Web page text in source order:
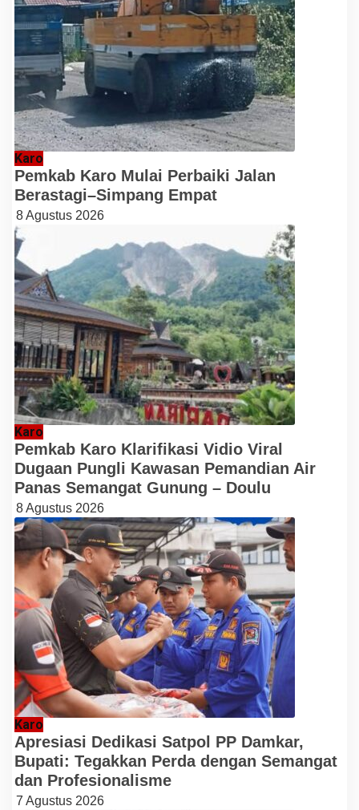
Karo
Pemkab Karo Mulai Perbaiki Jalan
Berastagi–Simpang Empat
8 Agustus 2026
Karo
Pemkab Karo Klarifikasi Vidio Viral
Dugaan Pungli Kawasan Pemandian Air
Panas Semangat Gunung – Doulu
8 Agustus 2026
Karo
Apresiasi Dedikasi Satpol PP Damkar,
Bupati: Tegakkan Perda dengan Semangat
dan Profesionalisme
7 Agustus 2026